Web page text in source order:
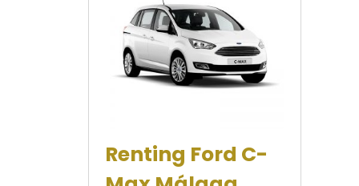
Renting Ford C-